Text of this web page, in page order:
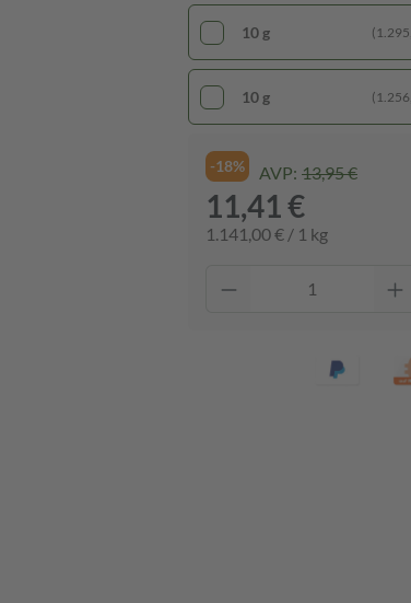
10 g
10 g
-18% AVP: 13,95 €
11,41 €
1.141,00 € / 1 kg